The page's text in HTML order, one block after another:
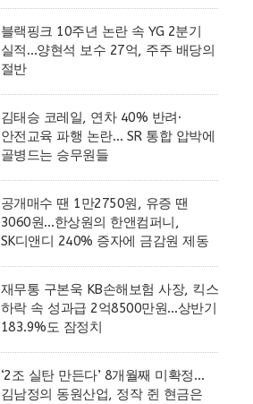
블랙핑크 10주년 논란 속 YG 2분기
실적…양현석 보수 27억, 주주 배당의
절반
김태승 코레일, 연차 40% 반려·
안전교육 파행 논란… SR 통합 압박에
골병드는 승무원들
공개매수 땐 1만2750원, 유증 땐
3060원…한상원의 한앤컴퍼니,
SK디앤디 240% 증자에 금감원 제동
재무통 구본욱 KB손해보험 사장, 킥스
하락 속 성과급 2억8500만원…상반기
183.9%도 잠정치
‘2조 실탄 만든다’ 8개월째 미확정…
김남정의 동원산업, 정작 쥔 현금은